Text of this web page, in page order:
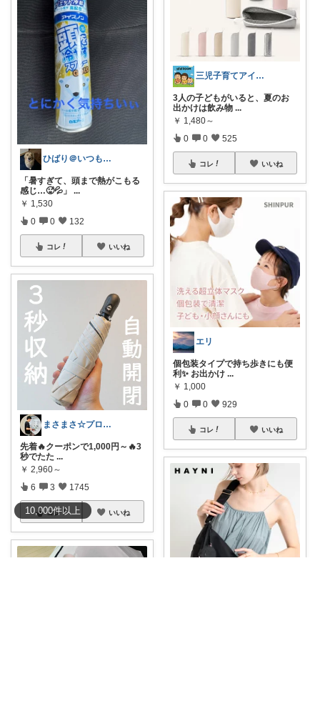
10,000件以上
ひばり＠いつもありがとうございます✨
「暑すぎて、頭まで熱がこもる
感じ…🥵💦」 ...
￥ 1,530
0 0 132
コレ いいね
まさまさ☆プロフも見てね✨
先着🔥クーポンで1,000円～🔥3
秒でたた ...
￥ 2,960～
6 3 1745
コレ いいね
三児子育てアイテム
3人の子どもがいると、夏のお
出かけは飲み物 ...
￥ 1,480～
0 0 525
コレ いいね
エリ
個包装タイプで持ち歩きにも便
利✨ お出かけ ...
￥ 1,000
0 0 929
コレ いいね